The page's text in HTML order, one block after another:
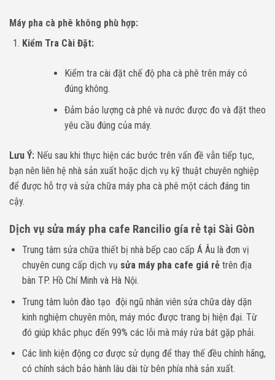
Máy pha cà phê không phù hợp:
Kiểm Tra Cài Đặt:
Kiểm tra cài đặt chế độ pha cà phê trên máy có
đúng không.
Đảm bảo lượng cà phê và nước được đo và đặt theo
yêu cầu đúng của máy.
Lưu Ý: Nếu sau khi thực hiện các bước trên vấn đề vẫn tiếp tục,
bạn nên liên hệ nhà sản xuất hoặc dịch vụ kỹ thuật chuyên nghiệp
để được hỗ trợ và sửa chữa máy pha cà phê một cách đáng tin
cậy.
Dịch vụ sửa máy pha cafe Rancilio gía rẻ tại Sài Gòn
Trung tâm sửa chữa thiết bị nhà bếp cao cấp Á Âu là đơn vị
chuyên cung cấp dịch vụ sửa máy pha cafe giá rẻtrên địa
bàn TP. Hồ Chí Minh và Hà Nội.
Trung tâm luôn đào tạo đội ngũ nhân viên sửa chữa dày dặn
kinh nghiệm chuyên môn, máy móc được trang bị hiện đại. Từ
đó giúp khắc phục đến 99% các lỗi mà máy rửa bát gặp phải.
Các linh kiện động cơ được sử dụng để thay thế đều chính hãng,
có chính sách bảo hành lâu dài từ bên phía nhà sản xuất.